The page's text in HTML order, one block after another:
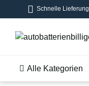
Schnelle Lieferung
Alle Kategorien